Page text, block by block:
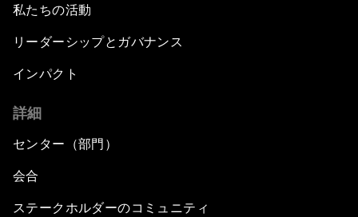
私たちの活動
リーダーシップとガバナンス
インパクト
詳細
センター（部門）
会合
ステークホルダーのコミュニティ